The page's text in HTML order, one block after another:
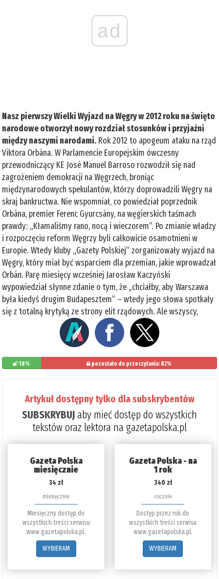
ad
Nasz pierwszy Wielki Wyjazd na Węgry w 2012 roku na święto
narodowe otworzył nowy rozdział stosunków i przyjaźni
między naszymi narodami. Rok 2012 to apogeum ataku na rząd
Viktora Orbána. W Parlamencie Europejskim ówczesny
przewodniczący KE José Manuel Barroso rozwodził się nad
zagrożeniem demokracji na Węgrzech, broniąc
międzynarodowych spekulantów, którzy doprowadzili Węgry na
skraj bankructwa. Nie wspomniał, co powiedział poprzednik
Orbána, premier Ferenc Gyurcsány, na węgierskich taśmach
prawdy: „Kłamaliśmy rano, nocą i wieczorem”. Po zmianie władzy
i rozpoczęciu reform Węgrzy byli całkowicie osamotnieni w
Europie. Wtedy kluby „Gazety Polskiej” zorganizowały wyjazd na
Węgry, który miał być wsparciem dla przemian, jakie wprowadzał
Orbán. Parę miesięcy wcześniej Jarosław Kaczyński
wypowiedział słynne zdanie o tym, że „chciałby, aby Warszawa
była kiedyś drugim Budapesztem” – wtedy jego słowa spotkały
się z totalną krytyką ze strony elit rządowych. Ale wszyscy,
18% pozostało do przeczytania: 82%
Artykuł dostępny tylko dla subskrybentów
SUBSKRYBUJaby mieć dostęp do wszystkich
tekstów oraz lektora na gazetapolska.pl
Gazeta Polska
miesięcznie
34 zł
miesięcznie
Miesięczny dostęp do
wszystkich treści serwisu
www.gazetapolska.pl.
WYBIERAM
Gazeta Polska - na
1 rok
340 zł
rocznie
Dostęp przez rok do
wszystkich treści serwisu
www.gazetapolska.pl.
WYBIERAM